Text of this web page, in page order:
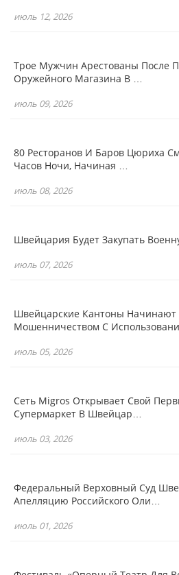
июль 12, 2026
Трое Мужчин Арестованы После
Оружейного Магазина В …
июль 09, 2026
80 Ресторанов И Баров Цюриха
Часов Ночи, Начиная …
июль 08, 2026
Швейцария Будет Закупать
июль 07, 2026
Швейцарские Кантоны Начинают
Мошенничеством С
июль 05, 2026
Сеть Migros Открывает Свой
Супермаркет В Швейцар…
июль 03, 2026
Федеральный Верховный Суд
Апелляцию Российского Оли…
июль 01, 2026